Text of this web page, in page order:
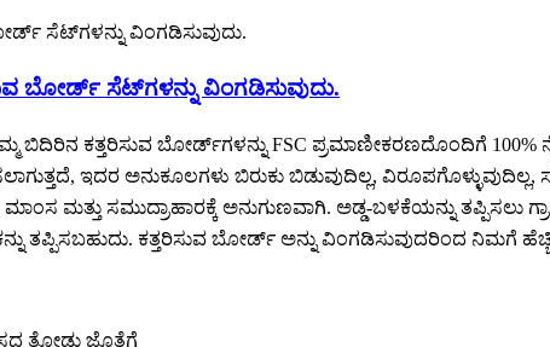
ಬೋರ್ಡ್ ಸೆಟ್‌ಗಳನ್ನು ವಿಂಗಡಿಸುವುದು.
ಕತ್ತರಿಸುವ ಬೋರ್ಡ್‌ಗಳನ್ನು FSC ಪ್ರಮಾಣೀಕರಣದೊಂದಿಗೆ 100%
ಇದರ ಅನುಕೂಲಗಳು ಬಿರುಕು ಬಿಡುವುದಿಲ್ಲ,
ಸಮುದ್ರಾಹಾರಕ್ಕೆ ಅನುಗುಣವಾಗಿ. ಅಡ್ಡ-ಬಳಕೆಯನ್ನು ತಪ್ಪಿಸಲು
ತಪ್ಪಿಸಬಹುದು. ಕತ್ತರಿಸುವ ಬೋರ್ಡ್ ಅನ್ನು ವಿಂಗಡಿಸುವುದರಿಂದ ನಿಮಗೆ